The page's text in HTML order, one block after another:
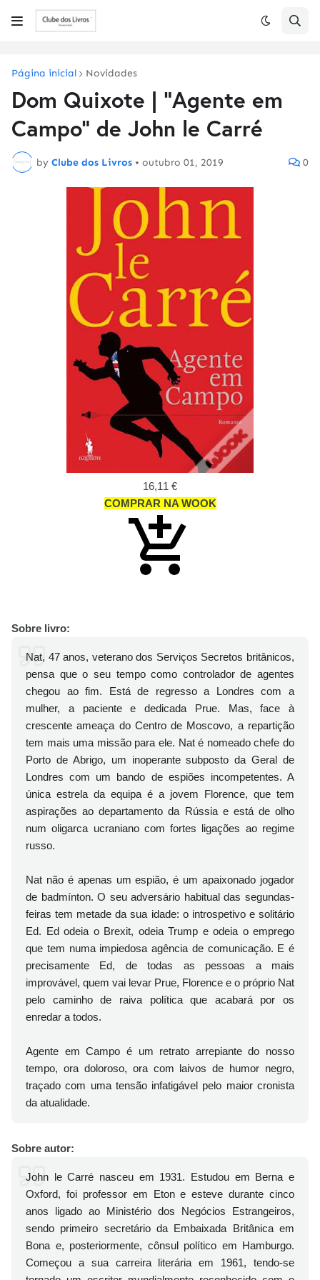
Página inicial Novidades
Dom Quixote | "Agente em
Campo" de John le Carré
by Clube dos Livros • outubro 01, 2019 0
16,11 €
COMPRAR NA WOOK
Sobre livro:
Nat, 47 anos, veterano dos Serviços Secretos britânicos,
pensa que o seu tempo como controlador de agentes
chegou ao fim. Está de regresso a Londres com a
mulher, a paciente e dedicada Prue. Mas, face à
crescente ameaça do Centro de Moscovo, a repartição
tem mais uma missão para ele. Nat é nomeado chefe do
Porto de Abrigo, um inoperante subposto da Geral de
Londres com um bando de espiões incompetentes. A
única estrela da equipa é a jovem Florence, que tem
aspirações ao departamento da Rússia e está de olho
num oligarca ucraniano com fortes ligações ao regime
russo.
Nat não é apenas um espião, é um apaixonado jogador
de badmínton. O seu adversário habitual das segundas-
feiras tem metade da sua idade: o introspetivo e solitário
Ed. Ed odeia o Brexit, odeia Trump e odeia o emprego
que tem numa impiedosa agência de comunicação. E é
precisamente Ed, de todas as pessoas a mais
improvável, quem vai levar Prue, Florence e o próprio Nat
pelo caminho de raiva política que acabará por os
enredar a todos.
Agente em Campo é um retrato arrepiante do nosso
tempo, ora doloroso, ora com laivos de humor negro,
traçado com uma tensão infatigável pelo maior cronista
da atualidade.
Sobre autor:
John le Carré nasceu em 1931. Estudou em Berna e
Oxford, foi professor em Eton e esteve durante cinco
anos ligado ao Ministério dos Negócios Estrangeiros,
sendo primeiro secretário da Embaixada Britânica em
Bona e, posteriormente, cônsul político em Hamburgo.
Começou a sua carreira literária em 1961, tendo-se